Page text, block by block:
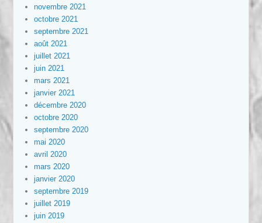
novembre 2021
octobre 2021
septembre 2021
août 2021
juillet 2021
juin 2021
mars 2021
janvier 2021
décembre 2020
octobre 2020
septembre 2020
mai 2020
avril 2020
mars 2020
janvier 2020
septembre 2019
juillet 2019
juin 2019